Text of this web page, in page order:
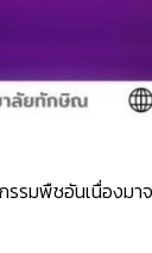
มพืชอันเนื่องมา